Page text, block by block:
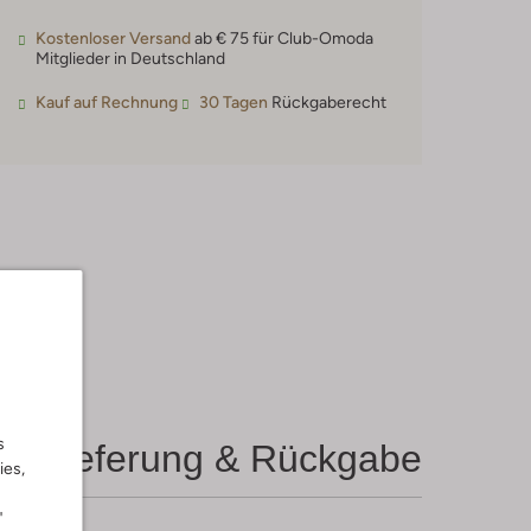
Kostenloser Versandab € 75 für Club-Omoda
Mitglieder in Deutschland
Kauf auf Rechnung 30 Tagen Rückgaberecht
Lieferung & Rückgabe